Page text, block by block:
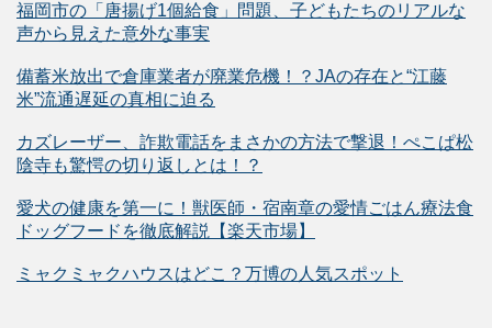
福岡市の「唐揚げ1個給食」問題、子どもたちのリアルな
声から見えた意外な事実
備蓄米放出で倉庫業者が廃業危機！？JAの存在と“江藤
米”流通遅延の真相に迫る
カズレーザー、詐欺電話をまさかの方法で撃退！ぺこぱ松
陰寺も驚愕の切り返しとは！？
愛犬の健康を第一に！獣医師・宿南章の愛情ごはん療法食
ドッグフードを徹底解説【楽天市場】
ミャクミャクハウスはどこ？万博の人気スポット